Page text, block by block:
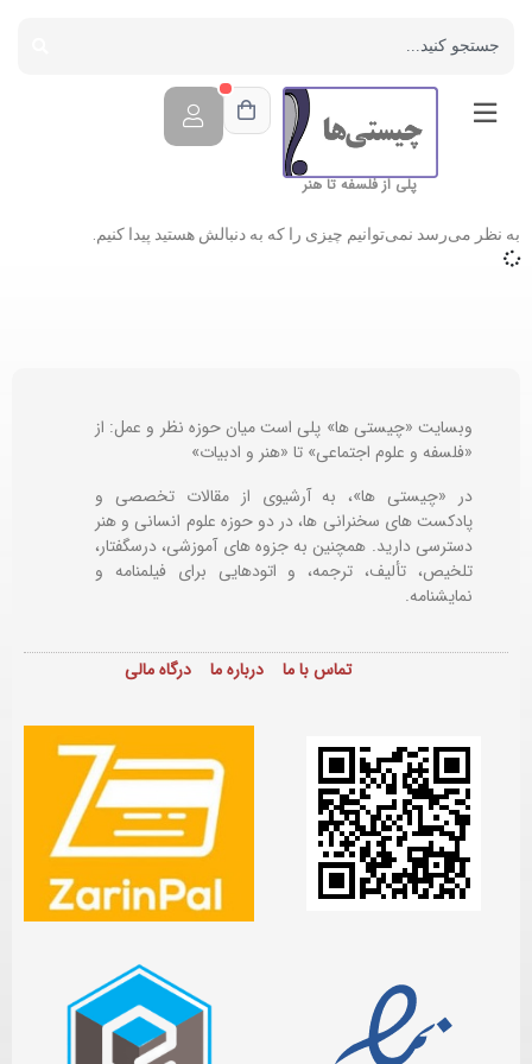
پلی از فلسفه تا هنر
به نظر می‌رسد نمی‌توانیم چیزی را که به دنبالش هستید پیدا کنیم.
وبسایت «چیستی ها» پلی است میان حوزه نظر و عمل: از
«فلسفه و علوم اجتماعی» تا «هنر و ادبیات»
در «چیستی ها»، به آرشیوی از مقالات تخصصی و
پادکست های سخنرانی ها، در دو حوزه علوم انسانی و هنر
دسترسی دارید. همچنین به جزوه های آموزشی، درسگفتار،
تلخیص، تألیف، ترجمه، و اتودهایی برایفیلمنامه و
نمایشنامه.
تماس با ما درباره ما درگاه مالی